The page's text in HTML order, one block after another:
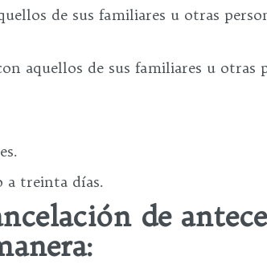
de sus familiares u otras
aquellos de sus familiares u otras
a treinta días.
de